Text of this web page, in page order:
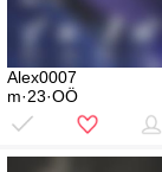
Alex0007
m·23·OÖ